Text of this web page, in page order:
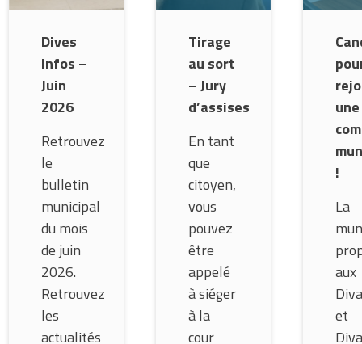
Dives
Infos –
Juin
2026
Retrouvez
le
bulletin
municipal
du mois
de juin
2026.
Retrouvez
les
actualités
Tirage
au sort
– Jury
d’assises
En tant
que
citoyen,
vous
pouvez
être
appelé
à siéger
à la
cour
une
!
La
aux
et